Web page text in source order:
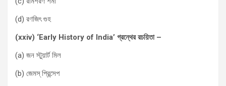
(d) রণজিৎ গুহ
(xxiv) ‘Early History of India’ গ্রন্থের রচয়িতা –
(a) জন স্টুয়ার্ট মিল
(b) জেমস্ প্রিন্সেপ